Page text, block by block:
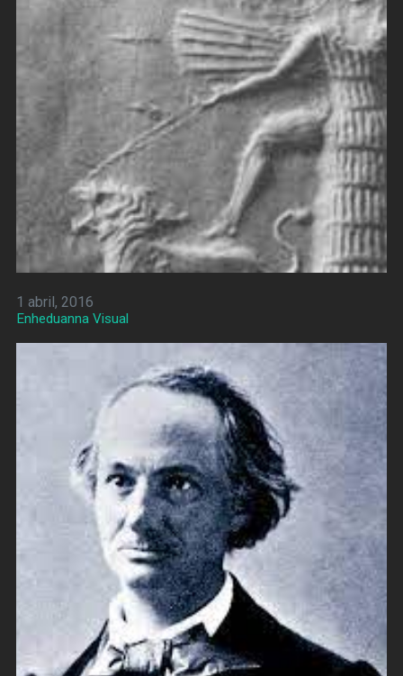
1 abril, 2016
Enheduanna Visual